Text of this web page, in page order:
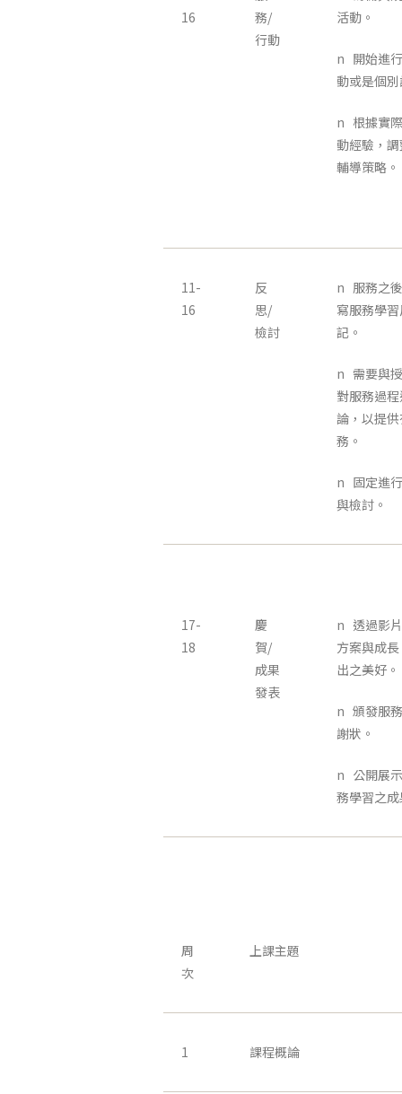
16
務/
行動
活動。
n 開始進
動或是個
n 根據實
動經驗，
輔導策略。
11-
16
反
思/
檢討
n 服務之
寫服務學
記。
n 需要與
對服務過
論，以提
務。
n 固定進
與檢討。
17-
18
慶
賀/
成果
發表
n 透過影
方案與成
出之美好。
n 頒發服
謝狀。
n 公開展
務學習之
周
次
上課主題
1 課程概論